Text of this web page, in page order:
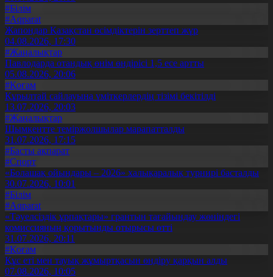
#Білім
#Aqparat
Жапондар Қазақстан өсімдіктерін зерттеп жүр
04.08.2026, 17:30
#Жаңалықтар
Павлодарда отандық өнім өндірісі 1,5 есе артты
05.08.2026, 20:06
#Қоғам
Құрылтай сайлауына үміткерлердің тізімі бекітілді
13.07.2026, 20:03
#Жаңалықтар
Шымкентте теміржолшылар марапатталды
31.07.2026, 17:15
#Басты ақпарат
#Спорт
«Болашақ ойындары – 2026» халықаралық турнирі басталды
30.07.2026, 10:01
#Білім
#Aqparat
«Тәуелсіздік ұрпақтары» грантын тағайындау жөніндегі
комиссияның қорытынды отырысы өтті
31.07.2026, 20:11
#Қоғам
Құс еті мен тауық жұмыртқасын өндіру қарқын алды
07.08.2026, 10:05